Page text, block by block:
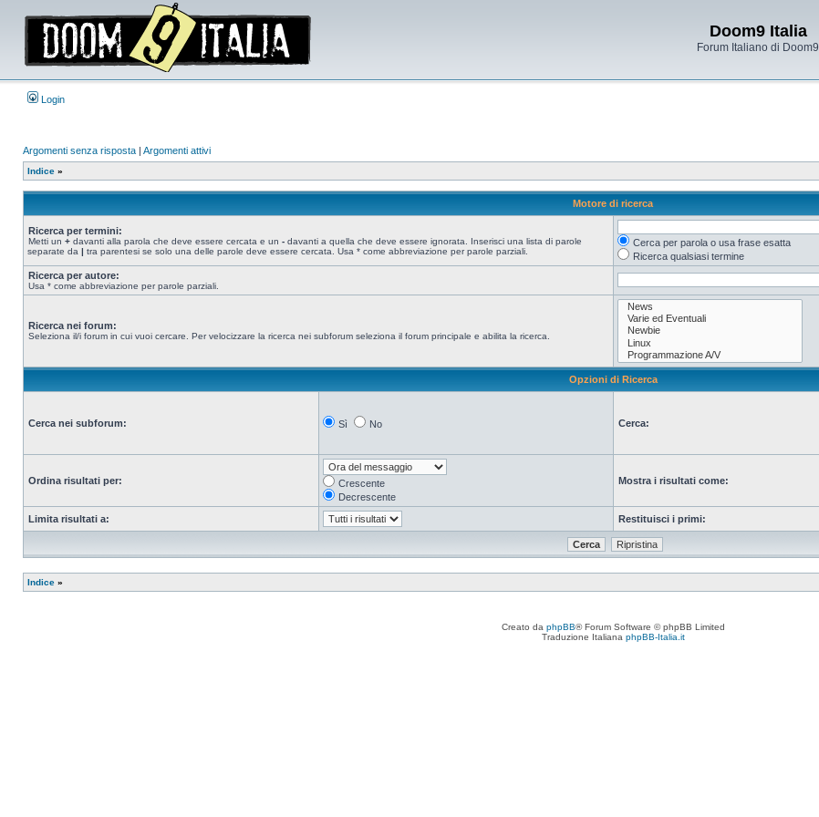
Doom9 Italia
Forum Italiano di Doom9
Login
Argomenti senza risposta | Argomenti attivi
Indice »
Motore di ricerca
Ricerca per termini:
Metti un + davanti alla parola che deve essere cercata e un - davanti a quella che deve essere ignorata. Inserisci una lista di parole
separate da | tra parentesi se solo una delle parole deve essere cercata. Usa * come abbreviazione per parole parziali.
Cerca per parola o usa frase esatta
Ricerca qualsiasi termine
Ricerca per autore:
Usa * come abbreviazione per parole parziali.
Ricerca nei forum:
Seleziona il/i forum in cui vuoi cercare. Per velocizzare la ricerca nei subforum seleziona il forum principale e abilita la ricerca.
Opzioni di Ricerca
Cerca nei subforum: Sì No Cerca:
Ordina risultati per:
Crescente
Decrescente
Mostra i risultati come:
Limita risultati a: Restituisci i primi:
Indice »
Creato da phpBB® Forum Software © phpBB Limited
Traduzione Italiana phpBB-Italia.it